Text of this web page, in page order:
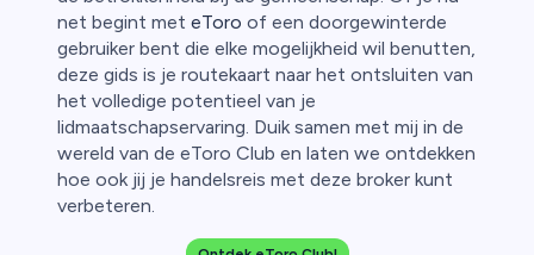
net begint met eToro of een doorgewinterde
gebruiker bent die elke mogelijkheid wil benutten,
deze gids is je routekaart naar het ontsluiten van
het volledige potentieel van je
lidmaatschapservaring. Duik samen met mij in de
wereld van de eToro Club en laten we ontdekken
hoe ook jij je handelsreis met deze broker kunt
verbeteren.